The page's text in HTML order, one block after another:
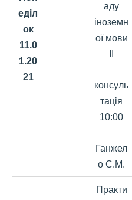
еділ
ок
11.0
1.20
21
аду
іноземн
ої мови
консуль
тація
10:00
Ганжел
о С.М.
Практи